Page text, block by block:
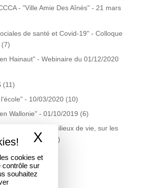
cookies et
contrôle sur
souhaitez
X Masquer le
- "Ville Amie Des Aînés" - 21 mars
de santé et Covid-19" - Colloque
(7)
Hainaut" - Webinaire du 01/12/2020
(11)
- 10/03/2020 (10)
Wallonie" - 01/10/2019 (6)
tabac dans les milieux de vie, sur les
actions?
(7)
Précarité
(19)
Centre doc